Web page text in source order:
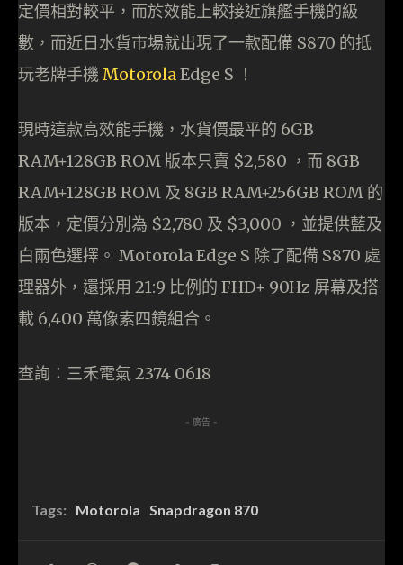
定價相對較平，而於效能上較接近旗艦手機的級
數，而近日水貨市場就出現了一款配備 S870 的抵
玩老牌手機MotorolaEdge S ！
現時這款高效能手機，水貨價最平的 6GB
RAM+128GB ROM 版本只賣 $2,580 ，而 8GB
RAM+128GB ROM 及 8GB RAM+256GB ROM 的
版本，定價分別為 $2,780 及 $3,000 ，並提供藍及
白兩色選擇。 Motorola Edge S 除了配備 S870 處
理器外，還採用 21:9 比例的 FHD+ 90Hz 屏幕及搭
載 6,400 萬像素四鏡組合。
查詢：三禾電氣 2374 0618
- 廣告 -
Tags: Motorola Snapdragon 870